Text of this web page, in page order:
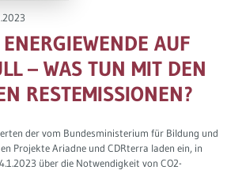
AUF
– WAS TUN MIT DEN
RESTEMISSIONEN?
der vom Bundesministerium für Bildung und
Projekte Ariadne und CDRterra laden ein, in
über die Notwendigkeit von CO2-